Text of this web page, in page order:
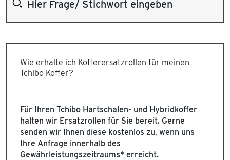
Wie erhalte ich Kofferersatzrollen für meinen
Tchibo Koffer?
Für Ihren Tchibo Hartschalen- und Hybridkoffer
halten wir Ersatzrollen für Sie bereit. Gerne
senden wir Ihnen diese kostenlos zu, wenn uns
Ihre Anfrage innerhalb des
Gewährleistungszeitraums* erreicht.